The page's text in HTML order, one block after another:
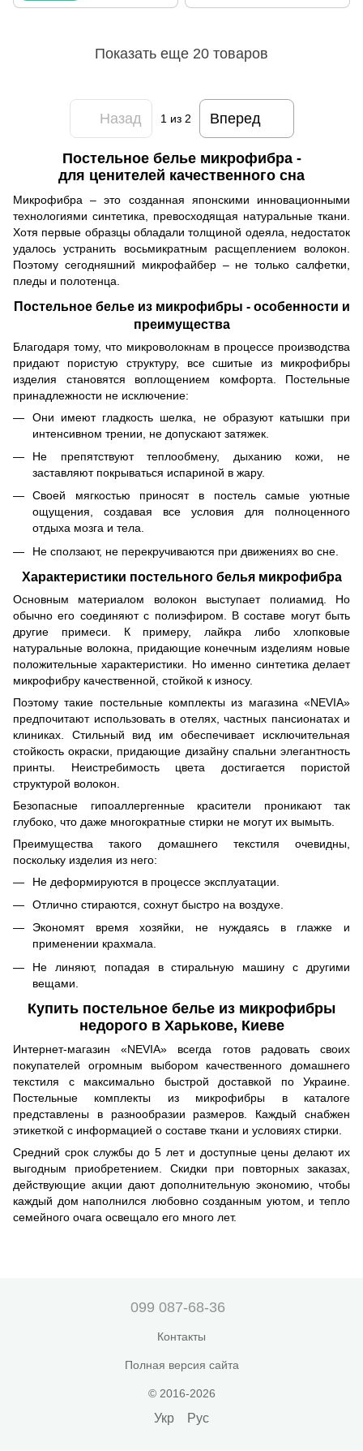
Показать еще 20 товаров
Назад 1из 2 Вперед
Постельное белье микрофибра -
для ценителей качественного сна
Микрофибра – это созданная японскими инновационными
технологиями синтетика, превосходящая натуральные ткани.
Хотя первые образцы обладали толщиной одеяла, недостаток
удалось устранить восьмикратным расщеплением волокон.
Поэтому сегодняшний микрофайбер – не только салфетки,
пледы и полотенца.
Постельное белье из микрофибры - особенности и
преимущества
Благодаря тому, что микроволокнам в процессе производства
придают пористую структуру, все сшитые из микрофибры
изделия становятся воплощением комфорта. Постельные
принадлежности не исключение:
Они имеют гладкость шелка, не образуют катышки при
интенсивном трении, не допускают затяжек.
Не препятствуют теплообмену, дыханию кожи, не
заставляют покрываться испариной в жару.
Своей мягкостью приносят в постель самые уютные
ощущения, создавая все условия для полноценного
отдыха мозга и тела.
Не сползают, не перекручиваются при движениях во сне.
Характеристики постельного белья микрофибра
Основным материалом волокон выступает полиамид. Но
обычно его соединяют с полиэфиром. В составе могут быть
другие примеси. К примеру, лайкра либо хлопковые
натуральные волокна, придающие конечным изделиям новые
положительные характеристики. Но именно синтетика делает
микрофибру качественной, стойкой к износу.
Поэтому такие постельные комплекты из магазина «NEVIA»
предпочитают использовать в отелях, частных пансионатах и
клиниках. Стильный вид им обеспечивает исключительная
стойкость окраски, придающие дизайну спальни элегантность
принты. Неистребимость цвета достигается пористой
структурой волокон.
Безопасные гипоаллергенные красители проникают так
глубоко, что даже многократные стирки не могут их вымыть.
Преимущества такого домашнего текстиля очевидны,
поскольку изделия из него:
Не деформируются в процессе эксплуатации.
Отлично стираются, сохнут быстро на воздухе.
Экономят время хозяйки, не нуждаясь в глажке и
применении крахмала.
Не линяют, попадая в стиральную машину с другими
вещами.
Купить постельное белье из микрофибры
недорого в Харькове, Киеве
Интернет-магазин «NEVIA» всегда готов радовать своих
покупателей огромным выбором качественного домашнего
текстиля с максимально быстрой доставкой по Украине.
Постельные комплекты из микрофибры в каталоге
представлены в разнообразии размеров. Каждый снабжен
этикеткой с информацией о составе ткани и условиях стирки.
Средний срок службы до 5 лет и доступные цены делают их
выгодным приобретением. Скидки при повторных заказах,
действующие акции дают дополнительную экономию, чтобы
каждый дом наполнился любовно созданным уютом, и тепло
семейного очага освещало его много лет.
099 087-68-36
Контакты
Полная версия сайта
© 2016-2026
Укр Рус